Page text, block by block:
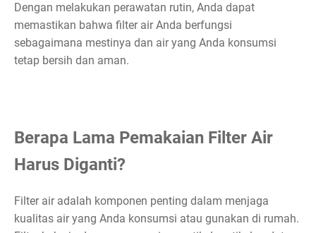
Dengan melakukan perawatan rutin, Anda dapat
memastikan bahwa filter air Anda berfungsi
sebagaimana mestinya dan air yang Anda konsumsi
tetap bersih dan aman.
Berapa Lama Pemakaian Filter Air
Harus Diganti?
Filter air adalah komponen penting dalam menjaga
kualitas air yang Anda konsumsi atau gunakan di rumah.